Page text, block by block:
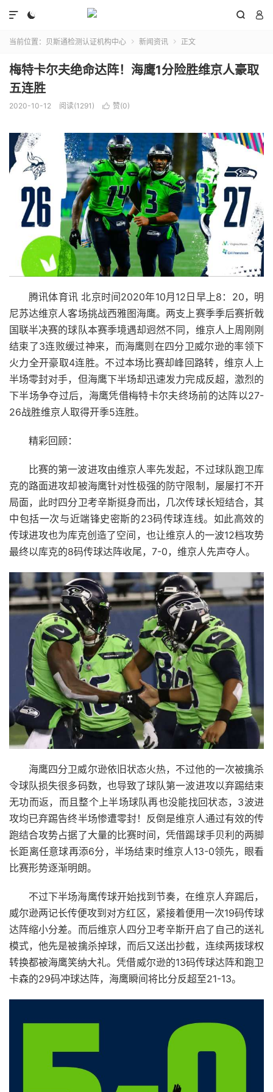
  

当前位置： 贝斯通检测认证机构中心  新闻资讯  正文
梅特卡尔夫绝命达阵！海鹰1分险胜维京人豪取
五连胜
2020-10-12 阅读(1291)  赞(0)
腾讯体育讯 北京时间2020年10月12日早上8：20，明
尼苏达维京人客场挑战西雅图海鹰。两支上赛季季后赛折戟
国联半决赛的球队本赛季境遇却迥然不同，维京人上周刚刚
结束了3连败缓过神来，而海鹰则在四分卫威尔逊的率领下
火力全开豪取4连胜。不过本场比赛却峰回路转，维京人上
半场零封对手，但海鹰下半场却迅速发力完成反超，激烈的
下半场争夺过后，海鹰凭借梅特卡尔夫终场前的达阵以27-
26战胜维京人取得开季5连胜。
精彩回顾：
比赛的第一波进攻由维京人率先发起，不过球队跑卫库
克的路面进攻却被海鹰针对性极强的防守限制，屡屡打不开
局面，此时四分卫考辛斯挺身而出，几次传球长短结合，其
中包括一次与近端锋史密斯的23码传球连线。如此高效的
传球进攻也为库克创造了空间，也让维京人的一波12档攻势
最终以库克的8码传球达阵收尾，7-0，维京人先声夺人。
海鹰四分卫威尔逊依旧状态火热，不过他的一次被擒杀
令球队损失很多码数，也导致了球队第一波进攻以弃踢结束
无功而返，而且整个上半场球队再也没能找回状态，3波进
攻均已弃踢告终半场惨遭零封！反倒是维京人通过有效的传
跑结合攻势占据了大量的比赛时间，凭借踢球手贝利的两脚
长距离任意球再添6分，半场结束时维京人13-0领先，眼看
比赛形势逐渐明朗。
不过下半场海鹰传球开始找到节奏，在维京人弃踢后，
威尔逊两记长传便攻到对方红区，紧接着便用一次19码传球
达阵缩小分差。而后维京人四分卫考辛斯开启了自己的送礼
模式，他先是被擒杀掉球，而后又送出抄截，连续两拨球权
转换都被海鹰笑纳大礼。凭借威尔逊的13码传球达阵和跑卫
卡森的29码冲球达阵，海鹰瞬间将比分反超至21-13。